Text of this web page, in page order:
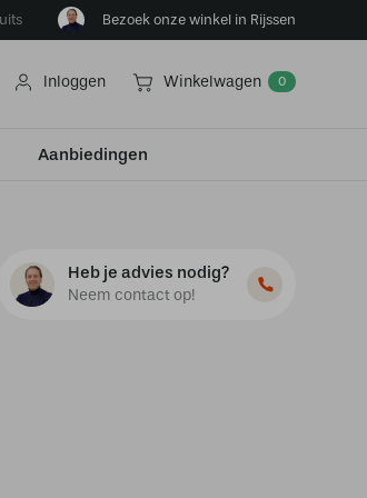
Bezoek onze winkel in Rijssen
Inloggen Winkelwagen 0
Aanbiedingen
Heb je advies nodig?
Neem contact op!